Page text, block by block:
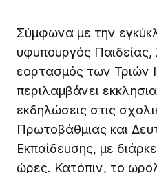
Σύμφωνα με την
υφυπουργός
εορτασμός των Τριών
περιλαμβάνει
εκδηλώσεις στις
Πρωτοβάθμιας και
Εκπαίδευσης, με
ώρες. Κατόπιν, το